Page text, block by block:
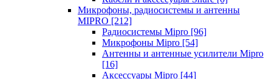
Микрофоны, радиосистемы и антенны
MIPRO [212]
Радиосистемы Mipro [96]
Микрофоны Mipro [54]
Антенны и антенные усилители Mipro
[16]
Аксессуары Mipro [44]